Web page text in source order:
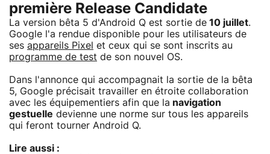
première Release Candidate
La version bêta 5 d'Android Q est sortie de 10 juillet.
Google l'a rendue disponible pour les utilisateurs de
ses appareils Pixel et ceux qui se sont inscrits au
programme de test de son nouvel OS.
Dans l'annonce qui accompagnait la sortie de la bêta
5, Google précisait travailler en étroite collaboration
avec les équipementiers afin que la navigation
gestuelle devienne une norme sur tous les appareils
qui feront tourner Android Q.
Lire aussi :